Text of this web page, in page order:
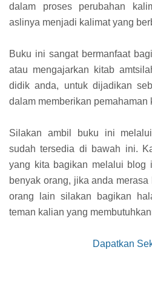
dalam proses perubahan
aslinya menjadi kalimat yang
Buku ini sangat bermanfaat
atau mengajarkan kitab
didik anda, untuk dijadikan
dalam memberikan pemahaman
Silakan ambil buku ini
sudah tersedia di bawah ini.
yang kita bagikan melalui blog
benyak orang, jika anda
orang lain silakan bagikan
teman kalian yang
Dapatkan